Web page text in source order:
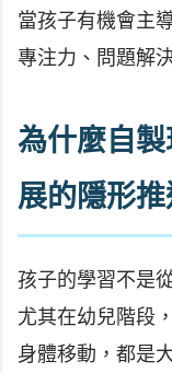
當孩子有機會主
專注力、問題解
為什麼自
展的隱形推
孩子的學習不是
尤其在幼兒階段
身體移動，都是